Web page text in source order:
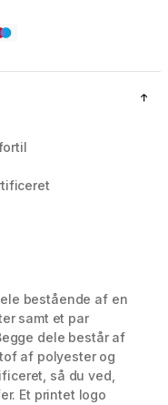
bestående af en
samt et par
dele består af
af polyester og
så du ved,
Et printet logo